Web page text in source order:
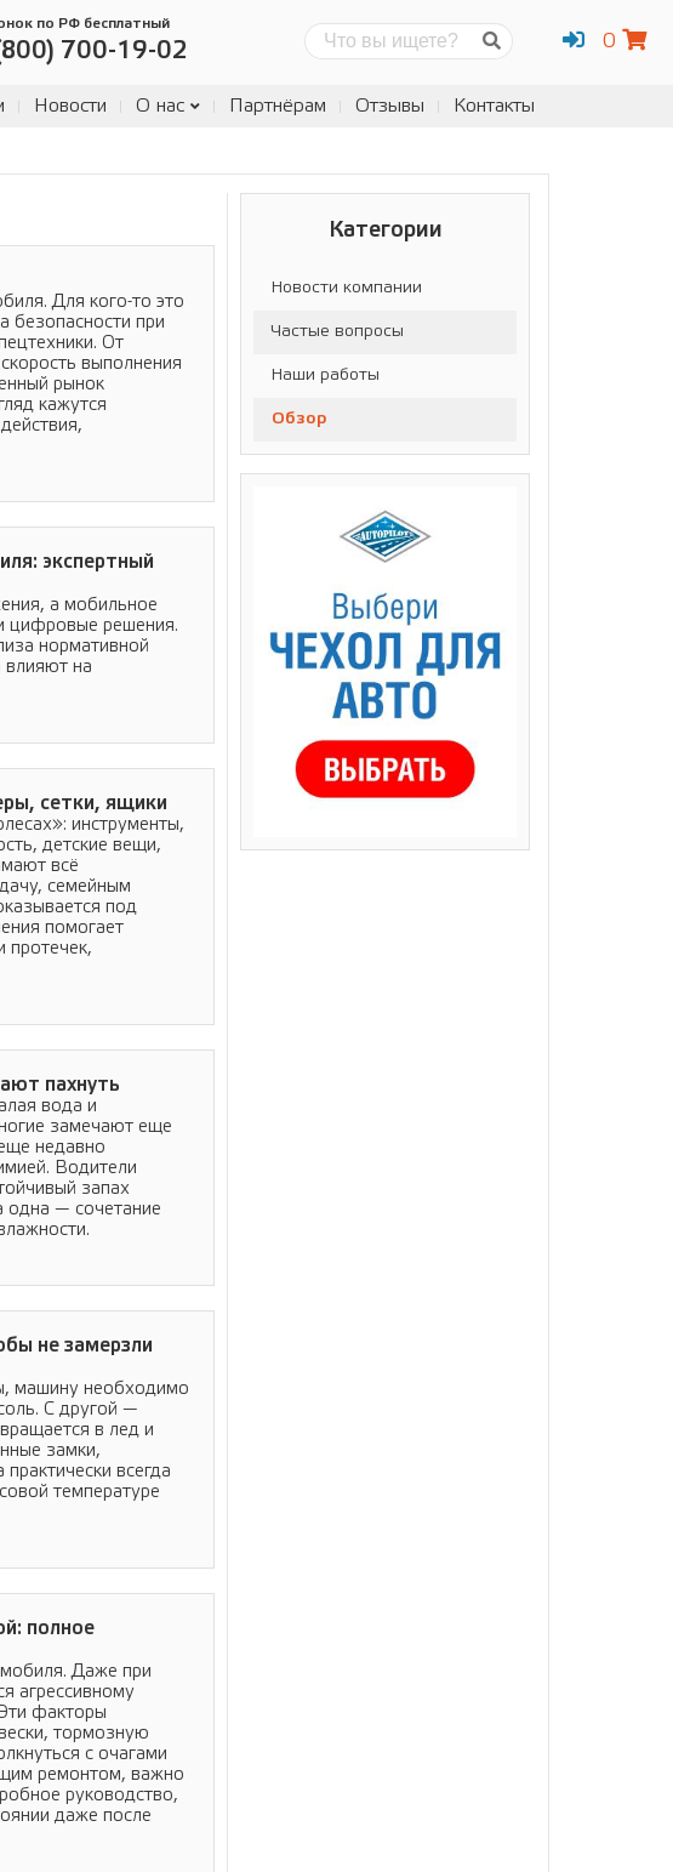
по РФ бесплатный
700-19-02 0
Новости О нас Партнёрам Отзывы Контакты
Категории
Новости компании
Частые вопросы
Наши работы
Обзор
Для кого-то это
безопасности при
От
выполнения
рынок
кажутся
экспертный
а мобильное
цифровые решения.
нормативной
влияют на
сетки, ящики
инструменты,
детские вещи,
всё
семейным
под
помогает
протечек,
пахнуть
вода и
замечают еще
недавно
Водители
запах
одна — сочетание
не замерзли
машину необходимо
С другой —
в лед и
замки,
всегда
температуре
полное
Даже при
агрессивному
факторы
тормозную
с очагами
ремонтом, важно
руководство,
даже после